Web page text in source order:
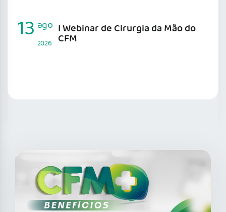
I Webinar de Cirurgia da Mão do
CFM
13 ago
2026
SAIBA MAIS